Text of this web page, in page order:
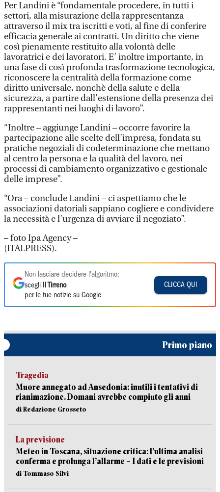
Per Landini è “fondamentale procedere, in tutti i
settori, alla misurazione della rappresentanza
attraverso il mix tra iscritti e voti, al fine di conferire
efficacia generale ai contratti. Un diritto che viene
così pienamente restituito alla volontà delle
lavoratrici e dei lavoratori. E’ inoltre importante, in
una fase di così profonda trasformazione tecnologica,
riconoscere la centralità della formazione come
diritto universale, nonchè della salute e della
sicurezza, a partire dall’estensione della presenza dei
rappresentanti nei luoghi di lavoro”.
“Inoltre – aggiunge Landini – occorre favorire la
partecipazione alle scelte dell’impresa, fondata su
pratiche negoziali di codeterminazione che mettano
al centro la persona e la qualità del lavoro, nei
processi di cambiamento organizzativo e gestionale
delle imprese”.
“Ora – conclude Landini – ci aspettiamo che le
associazioni datoriali sappiano cogliere e condividere
la necessità e l’urgenza di avviare il negoziato”.
– foto Ipa Agency –
(ITALPRESS).
Non lasciare decidere l'algoritmo:
scegli
Il Tirreno
per le tue notizie su Google
CLICCA QUI
Primo piano
Tragedia
Muore annegato ad Ansedonia: inutili i tentativi di
rianimazione. Domani avrebbe compiuto gli anni
di Redazione Grosseto
La previsione
Meteo in Toscana, situazione critica: l’ultima analisi
conferma e prolunga l’allarme – I dati e le previsioni
di Tommaso Silvi